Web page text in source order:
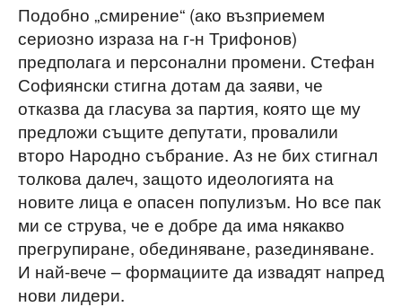
Подобно „смирение“ (ако възприемем
сериозно израза на г-н Трифонов)
предполага и персонални промени. Стефан
Софиянски стигна дотам да заяви, че
отказва да гласува за партия, която ще му
предложи същите депутати, провалили
второ Народно събрание. Аз не бих стигнал
толкова далеч, защото идеологията на
новите лица е опасен популизъм. Но все пак
ми се струва, че е добре да има някакво
прегрупиране, обединяване, разединяване.
И най-вече – формациите да извадят напред
нови лидери.